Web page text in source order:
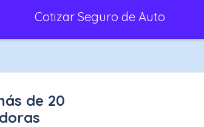
Cotizar Seguro de Auto
de 20